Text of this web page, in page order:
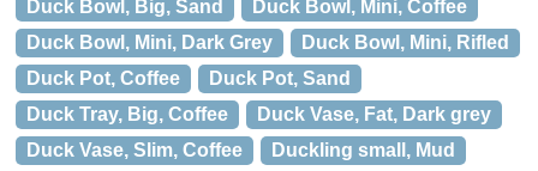
Duck Bowl, Big, Sand
Duck Bowl, Mini, Coffee
Duck Bowl, Mini, Dark Grey
Duck Bowl, Mini, Rifled
Duck Pot, Coffee
Duck Pot, Sand
Duck Tray, Big, Coffee
Duck Vase, Fat, Dark grey
Duck Vase, Slim, Coffee
Duckling small, Mud